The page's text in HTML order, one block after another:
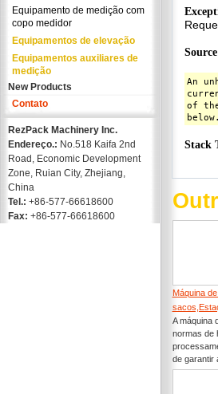
Equipamento de medição com
copo medidor
Equipamentos de elevação
Equipamentos auxiliares de
medição
New Products
Contato
RezPack Machinery Inc.
Endereço.: No.518 Kaifa 2nd
Road, Economic Development
Zone, Ruian City, Zhejiang,
China
Tel.: +86-577-66618600
Fax: +86-577-66618600
Máquina
A máquina
normas de
de garantir